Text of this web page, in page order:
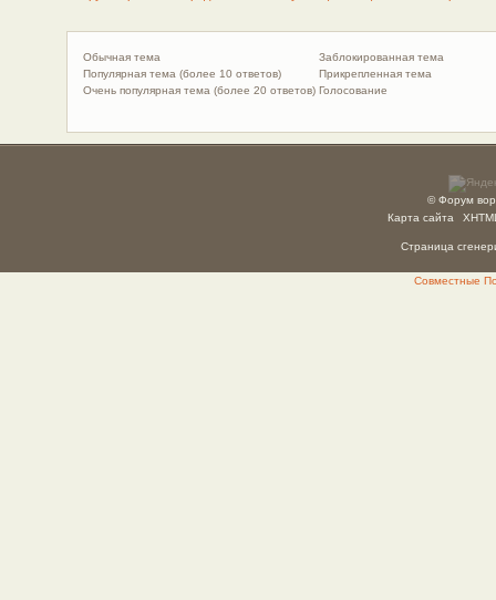
Обычная тема
Популярная тема (более 10 ответов)
Очень популярная тема (более 20 ответов)
Заблокированная тема
Прикрепленная тема
Голосование
© Форум
Карта сайта
Страница
Совместные